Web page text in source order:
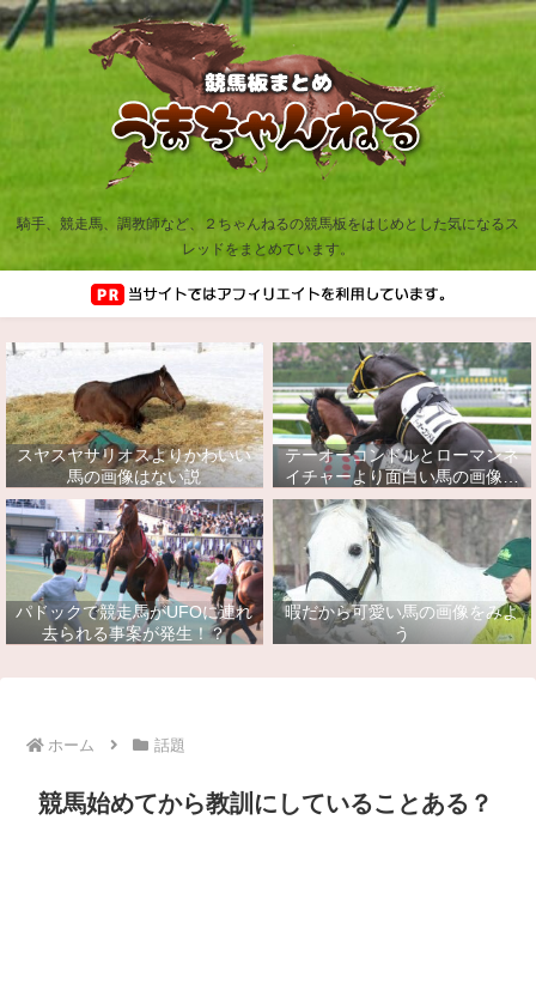
騎手、競走馬、調教師など、２ちゃんねるの競馬板をはじめとした気になるス
レッドをまとめています。
スヤスヤサリオスよりかわいい
馬の画像はない説
テーオーコンドルとローマンネ
イチャーより面白い馬の画像っ
てあるの？
パドックで競走馬がUFOに連れ
去られる事案が発生！？
暇だから可愛い馬の画像をみよ
う
ホーム 話題
競馬始めてから教訓にしていることある？